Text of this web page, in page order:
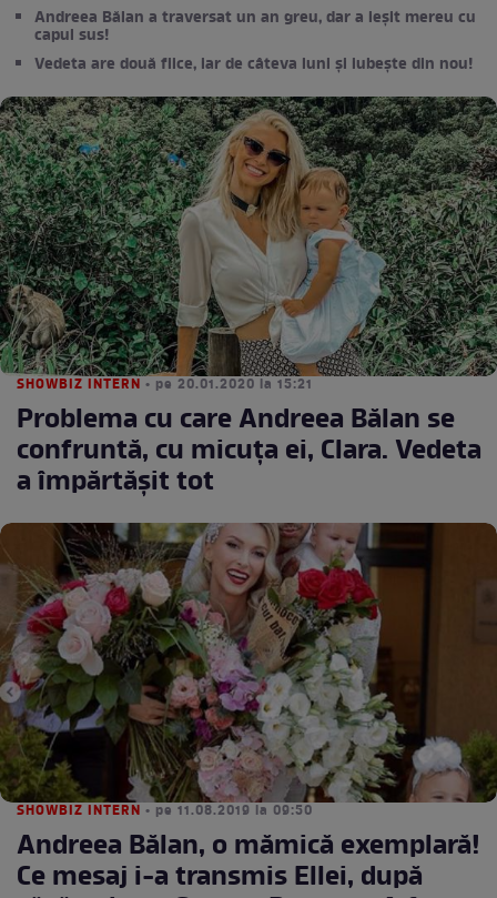
Andreea Bălan a traversat un an greu, dar a ieșit mereu cu
capul sus!
Vedeta are două fiice, iar de câteva luni și iubește din nou!
SHOWBIZ INTERN • pe 20.01.2020 la 15:21
Problema cu care Andreea Bălan se
confruntă, cu micuța ei, Clara. Vedeta
a împărtășit tot
SHOWBIZ INTERN • pe 11.08.2019 la 09:50
Andreea Bălan, o mămică exemplară!
Ce mesaj i-a transmis Ellei, după